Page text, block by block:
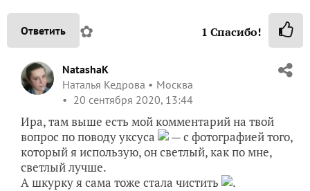
Ответить ✿ 1 Спасибо!
NatashaK
Наталья Кедрова
Москва
20 сентября 2020, 13:44
Ира, там выше есть мой комментарий на твой
вопрос по поводу уксуса
— с фотографией того,
который я использую, он светлый, как по мне,
светлый лучше.
А шкурку я сама тоже стала чистить
.